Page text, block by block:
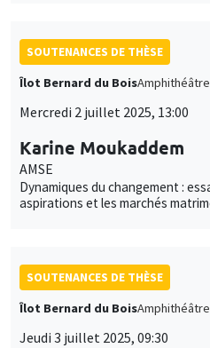
SOUTENANCES DE THÈSE
Îlot Bernard du BoisAmphithéâtre
Mercredi 2 juillet 2025, 13:00
Karine Moukaddem
AMSE
Dynamiques du changement :
aspirations et les marchés
SOUTENANCES DE THÈSE
Îlot Bernard du BoisAmphithéâtre
Jeudi 3 juillet 2025, 09:30